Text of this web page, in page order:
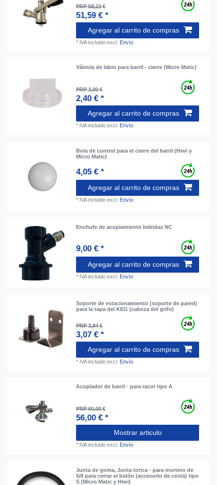
PRP 58,23 €
51,59 € *
Agregar al carrito de compras
* IVA incluido excl. Envío
Válvula de labio para barril - cierre (Micro Matic)
PRP 3,00 €
2,40 € *
Agregar al carrito de compras
* IVA incluido excl. Envío
Bola de control para el cierre del barril (Hiwi y
Micro Matic)
4,05 € *
Agregar al carrito de compras
* IVA incluido excl. Envío
Enchufe de acoplamiento bebidas NC
9,00 € *
Agregar al carrito de compras
* IVA incluido excl. Envío
Soporte de estacionamiento (soporte de pared)
para la tapa del KEG (cabeza del grifo)
PRP 3,84 €
3,07 € *
Agregar al carrito de compras
* IVA incluido excl. Envío
Acoplador de barril - para racor tipo A
PRP 60,00 €
56,00 € *
Mostrar articulo
* IVA incluido excl. Envío
Junta de goma, Junta torica - para mortero de
5/8 para cerrar el bidón (accesorio de cesta) tipo
S (Micro Matic y Hiwi)